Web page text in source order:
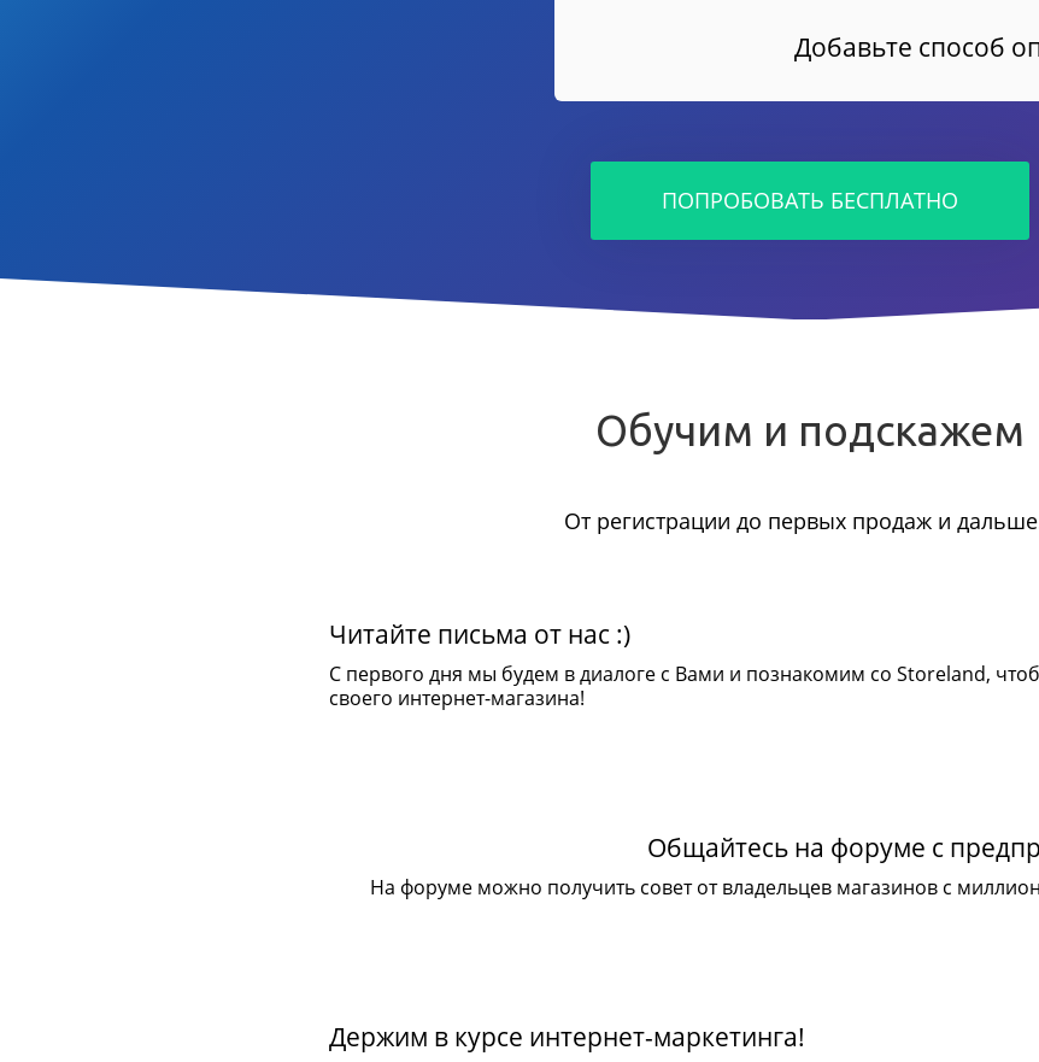
Добавьте способ
ПОПРОБОВАТЬ БЕСПЛАТНО
Обучим и подскажем
От регистрации до первых продаж и
Читайте письма от нас :)
С первого дня мы будем в диалоге с Вами и познакомим со Storeland,
своего интернет-магазина!
Общайтесь на форуме с
На форуме можно получить совет от владельцев магазинов с
Держим в курсе интернет-маркетинга!